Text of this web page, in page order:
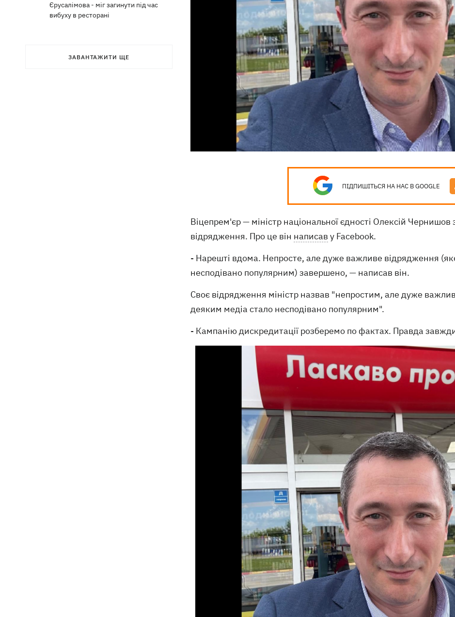
Єрусалімова - міг загинути під час
вибуху в ресторані
шести мільйонів застави
ЗАВАНТАЖИТИ ЩЕ
ПІДПИШІТЬСЯ НА НАС В GOOGLE
Віцепрем'єр — міністр національної єдності Олексій
відрядження. Про це він написав у Facebook.
- Нарешті вдома. Непросте, але дуже важливе відрядження
несподівано популярним) завершено, — написав він.
Своє відрядження міністр назвав "непростим, але дуже
деяким медіа стало несподівано популярним".
- Кампанію дискредитації розберемо по фактах. Правда